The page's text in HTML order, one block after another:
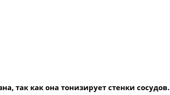
так как она тонизирует стенки сосудов.